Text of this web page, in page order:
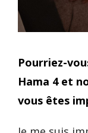
Pourriez-
Hama 4 et
vous êtes